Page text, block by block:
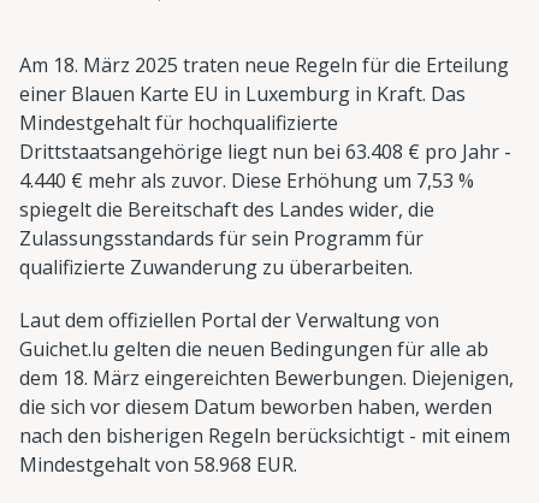
Am 18. März 2025 traten neue Regeln für die Erteilung
einer Blauen Karte EU in Luxemburg in Kraft. Das
Mindestgehalt für hochqualifizierte
Drittstaatsangehörige liegt nun bei 63.408 € pro Jahr -
4.440 € mehr als zuvor. Diese Erhöhung um 7,53 %
spiegelt die Bereitschaft des Landes wider, die
Zulassungsstandards für sein Programm für
qualifizierte Zuwanderung zu überarbeiten.
Laut dem offiziellen Portal der Verwaltung von
Guichet.lu gelten die neuen Bedingungen für alle ab
dem 18. März eingereichten Bewerbungen. Diejenigen,
die sich vor diesem Datum beworben haben, werden
nach den bisherigen Regeln berücksichtigt - mit einem
Mindestgehalt von 58.968 EUR.